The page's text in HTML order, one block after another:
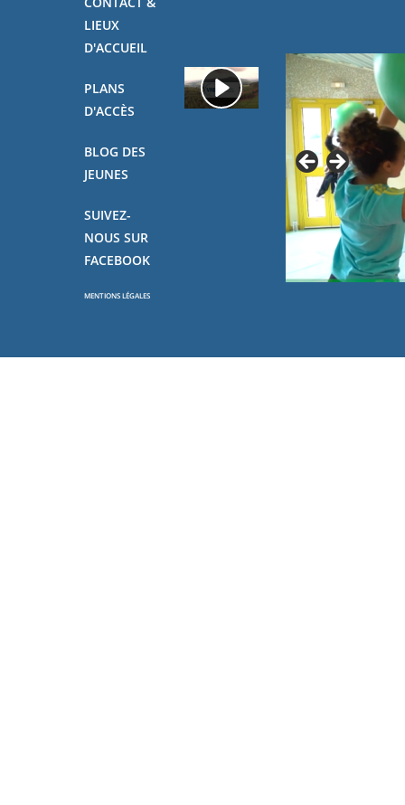
LIEUX
D'ACCUEIL
PLANS
D'ACCÈS
BLOG DES
JEUNES
SUIVEZ-
NOUS SUR
FACEBOOK
MENTIONS LÉGALES